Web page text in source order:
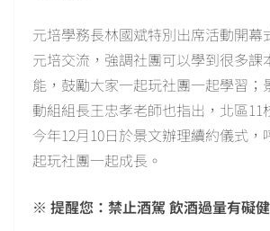
元培學務長林國斌特別出席活動開幕
元培交流，強調社團可以學到很多課
能，鼓勵大家一起玩社團一起學習；
動組組長王忠孝老師也指出，北區11
今年12月10日於景文辦理續約儀式，
起玩社團一起成長。
※ 提醒您：禁止酒駕 飲酒過量有礙